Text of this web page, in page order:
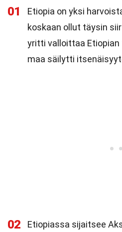
01
Etiopia on yksi
koskaan ollut täysin
yritti valloittaa Etiopian
maa säilytti
02
Etiopiassa sijaitsee